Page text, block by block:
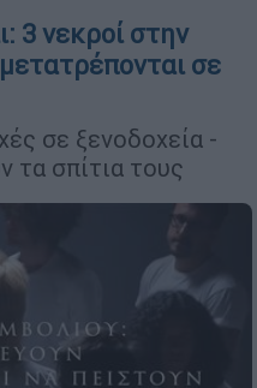
3 νεκροί στην
σε
σε ξενοδοχεία -
τα σπίτια τους